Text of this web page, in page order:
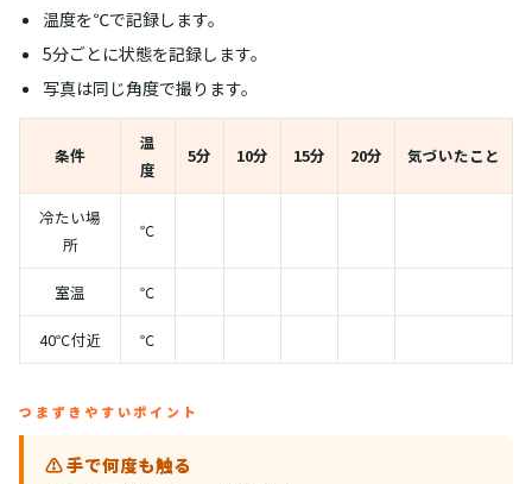
温度を℃で記録します。
5分ごとに状態を記録します。
写真は同じ角度で撮ります。
条件
温
度
5分 10分 15分 20分 気づいたこと
冷たい場
所
℃
室温 ℃
40℃付近 ℃
つまずきやすいポイント
⚠️ 手で何度も触る